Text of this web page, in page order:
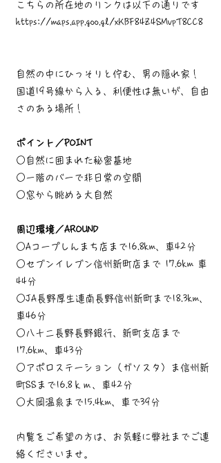
こちらの所在地のリンクは以下の通りです
https://maps.app.goo.gl/xKBF84Z4SMvpT8CC8
自然の中にひっそりと佇む、男の隠れ家！
国道19号線から入る、利便性は無いが、自由
さのある場所！
ポイント／POINT
○自然に囲まれた秘密基地
○一階のバーで非日常の空間
○窓から眺める大自然
周辺環境／AROUND
○Aコープしんまち店まで16.8km、車42分
○セブンイレブン信州新町店まで 17.6km 車
44分
○JA長野厚生連南長野信州新町まで18.3km、
車46分
○八十二長野長野銀行、新町支店まで
17.6km、車43分
○アポロステーション（ガソスタ）ま信州新
町SSまで16.8ｋｍ、車42分
○大岡温泉まで15.4km、車で39分
内覧をご希望の方は、お気軽に弊社までご連
絡くださいませ。